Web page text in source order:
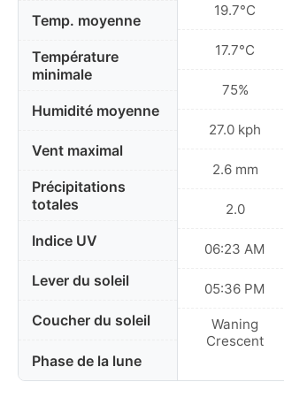
Temp. moyenne
Température
minimale
Humidité moyenne
Vent maximal
Précipitations
totales
Indice UV
Lever du soleil
Coucher du soleil
Phase de la lune
19.7°C
17.7°C
75%
27.0 kph
2.6 mm
2.0
06:23 AM
05:36 PM
Waning
Crescent